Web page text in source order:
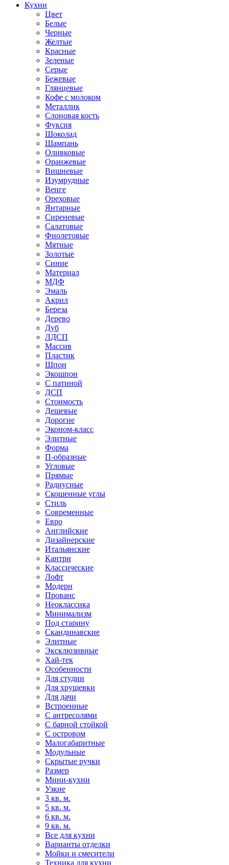
Кухни
Цвет
Белые
Черные
Желтые
Красные
Зеленые
Серые
Бежевые
Глянцевые
Кофе с молоком
Металлик
Слоновая кость
Фуксия
Шоколад
Шампань
Оливковые
Оранжевые
Вишневые
Изумрудные
Венге
Ореховые
Янтарные
Сиреневые
Салатовые
Фиолетовые
Мятные
Золотые
Синие
Материал
МДФ
Эмаль
Акрил
Береза
Дерево
Дуб
ЛДСП
Массив
Пластик
Шпон
Экошпон
С патиной
ДСП
Стоимость
Дешевые
Дорогие
Эконом-класс
Элитные
Форма
П-образные
Угловые
Прямые
Радиусные
Скошенные углы
Стиль
Современные
Евро
Английские
Дизайнерские
Итальянские
Кантри
Классические
Лофт
Модерн
Прованс
Неоклассика
Минимализм
Под старину
Скандинавские
Элитные
Эксклюзивные
Хай-тек
Особенности
Для студии
Для хрущевки
Для дачи
Встроенные
С антресолями
С барной стойкой
С островом
Малогабаритные
Модульные
Скрытые ручки
Размер
Мини-кухни
Узкие
3 кв. м.
5 кв. м.
6 кв. м.
9 кв. м.
Все для кухни
Варианты отделки
Мойки и смесители
Техника для кухни